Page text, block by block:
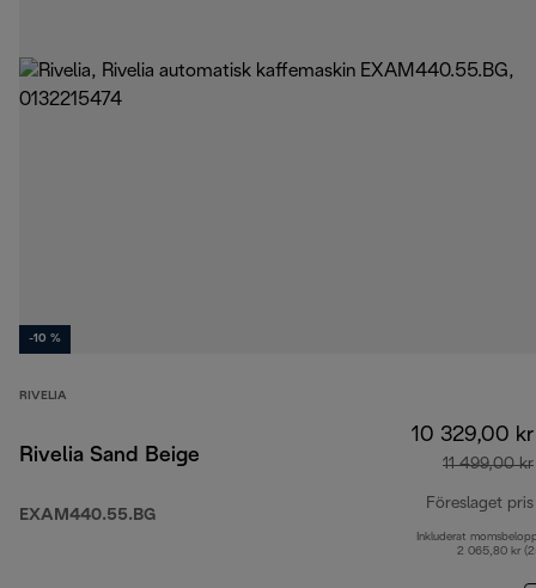
-10 %
RIVELIA
Rivelia Sand Beige
EXAM440.55.BG
10 329,00 kr
11 499,00 kr
Föreslaget pris
Inkluderat
2 065,80 kr